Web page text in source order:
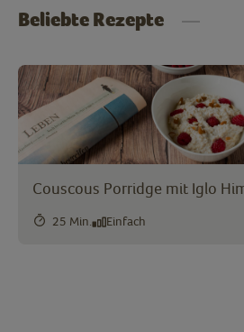
Beliebte Rezepte
Couscous Porridge mit Iglo
25 Min. Einfach